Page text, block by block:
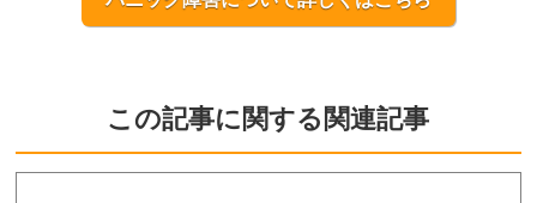
この記事に関する関連記事